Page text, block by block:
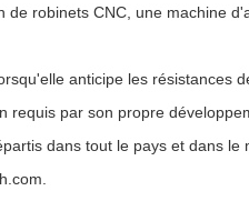
robinets CNC, une machine
anticipe les résistances
par son propre
dans tout le pays et dans